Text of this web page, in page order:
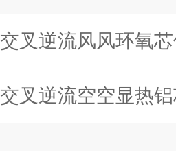
交叉逆流风风环氧
交叉逆流空空显热